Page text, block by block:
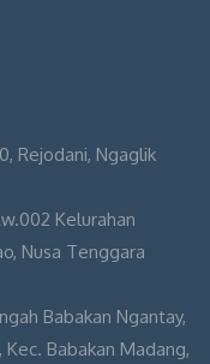
Rejodani, Ngaglik
Kelurahan
Nusa Tenggara
Babakan Ngantay,
Babakan Madang,